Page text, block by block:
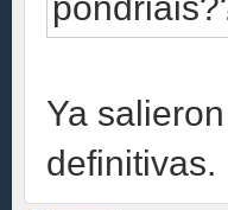
Ya
definitivas.